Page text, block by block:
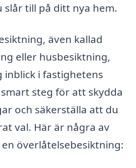
slår till på ditt nya hem.
även kallad
eller husbesiktning,
inblick i fastighetens
steg för att skydda
och säkerställa att du
val. Här är några av
överlåtelsebesiktning: